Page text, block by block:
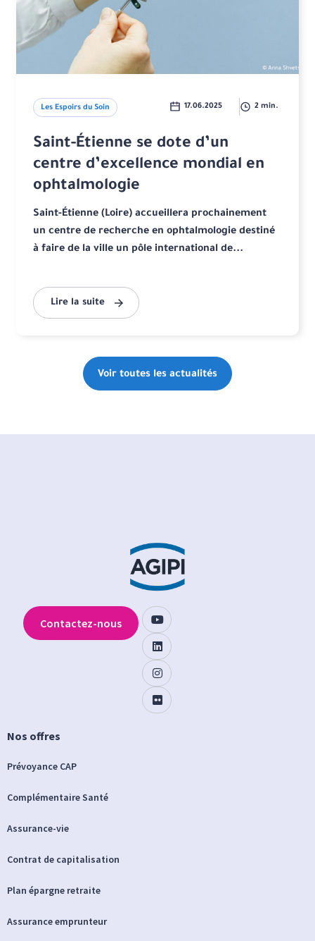
Les Espoirs du Soin 17.06.2025 2 min.
Saint-Étienne se dote d’un
centre d’excellence mondial en
ophtalmologie
Saint-Étienne (Loire) accueillera prochainement
un centre de recherche en ophtalmologie destiné
à faire de la ville un pôle international de...
Lire la suite
Voir toutes les actualités
Nos offres
Prévoyance CAP
Complémentaire Santé
Assurance-vie
Contrat de capitalisation
Plan épargne retraite
Assurance emprunteur
Contactez-nous